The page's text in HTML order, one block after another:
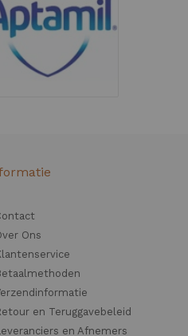
Ons
en Teruggavebeleid
en Afnemers